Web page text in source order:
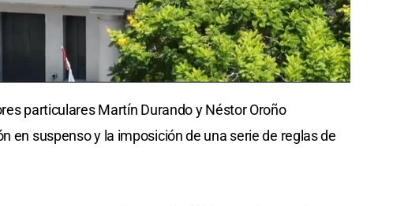
particulares Martín Durando y Néstor Oroño
en suspenso y la imposición de una serie de reglas de